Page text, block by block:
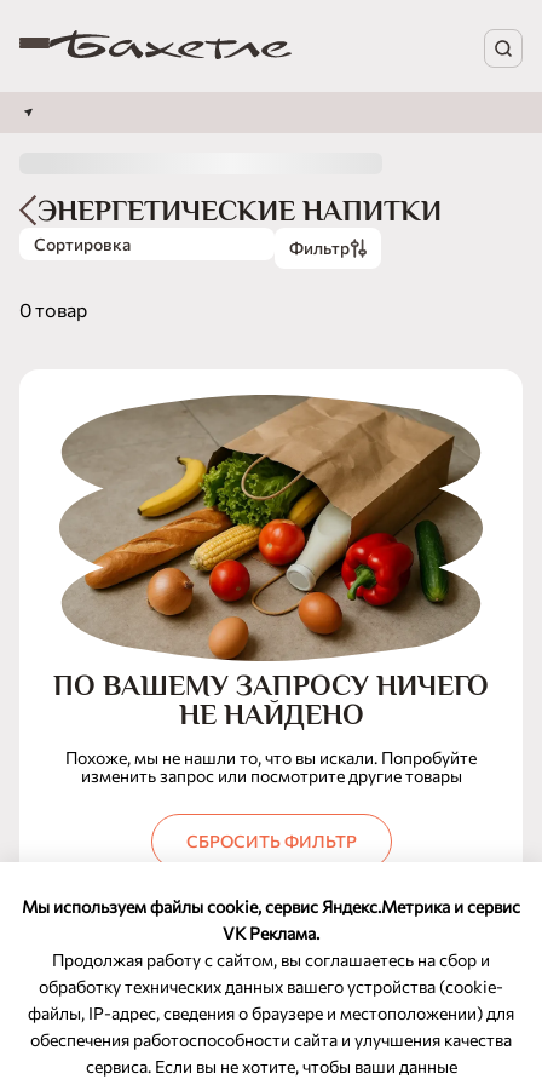
Мы используем файлы cookie, сервис Яндекс.Метрика и сервис
VK Реклама.
Продолжая работу с сайтом, вы соглашаетесь на сбор и
обработку технических данных вашего устройства (cookie-
файлы, IP-адрес, сведения о браузере и местоположении) для
обеспечения работоспособности сайта и улучшения качества
сервиса. Если вы не хотите, чтобы ваши данные
ЭНЕРГЕТИЧЕСКИЕ НАПИТКИ
Сортировка Фильтр
0 товар
ПО ВАШЕМУ ЗАПРОСУ НИЧЕГО
НЕ НАЙДЕНО
Похоже, мы не нашли то, что вы искали. Попробуйте
изменить запрос или посмотрите другие товары
СБРОСИТЬ ФИЛЬТР
ОБРАТНАЯ СВЯЗЬ
8-800-350-46-10